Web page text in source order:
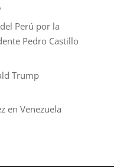
Perú por la
Pedro Castillo
Trump
en Venezuela